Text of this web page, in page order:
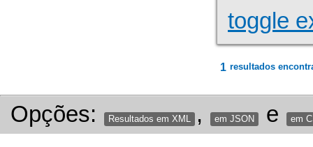
toggle
1 resultados
Opções: Resultados em XML , em JSON e em